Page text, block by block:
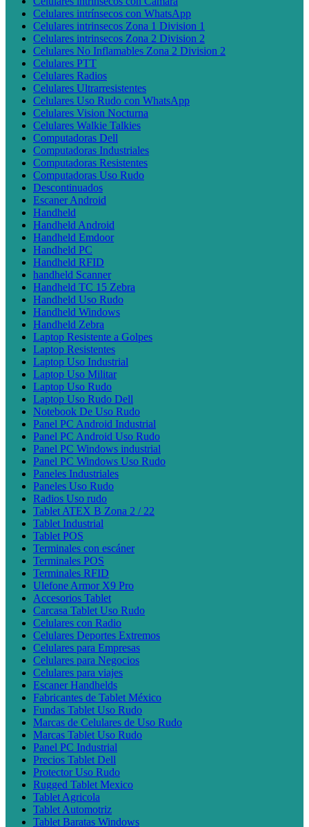
Celulares intrínsecos con WhatsApp
Celulares intrinsecos Zona 1 Division 1
Celulares intrinsecos Zona 2 Division 2
Celulares No Inflamables Zona 2 Division 2
Celulares PTT
Celulares Radios
Celulares Ultrarresistentes
Celulares Uso Rudo con WhatsApp
Celulares Vision Nocturna
Celulares Walkie Talkies
Computadoras Dell
Computadoras Industriales
Computadoras Resistentes
Computadoras Uso Rudo
Descontinuados
Escaner Android
Handheld
Handheld Android
Handheld Emdoor
Handheld PC
Handheld RFID
handheld Scanner
Handheld TC 15 Zebra
Handheld Uso Rudo
Handheld Windows
Handheld Zebra
Laptop Resistente a Golpes
Laptop Resistentes
Laptop Uso Industrial
Laptop Uso Militar
Laptop Uso Rudo
Laptop Uso Rudo Dell
Notebook De Uso Rudo
Panel PC Android Industrial
Panel PC Android Uso Rudo
Panel PC Windows industrial
Panel PC Windows Uso Rudo
Paneles Industriales
Paneles Uso Rudo
Radios Uso rudo
Tablet ATEX B Zona 2 / 22
Tablet Industrial
Tablet POS
Terminales con escáner
Terminales POS
Terminales RFID
Ulefone Armor X9 Pro
Accesorios Tablet
Carcasa Tablet Uso Rudo
Celulares con Radio
Celulares Deportes Extremos
Celulares para Empresas
Celulares para Negocios
Celulares para viajes
Escaner Handhelds
Fabricantes de Tablet México
Fundas Tablet Uso Rudo
Marcas de Celulares de Uso Rudo
Marcas Tablet Uso Rudo
Panel PC Industrial
Precios Tablet Dell
Protector Uso Rudo
Rugged Tablet Mexico
Tablet Agricola
Tablet Automotriz
Tablet Baratas Windows